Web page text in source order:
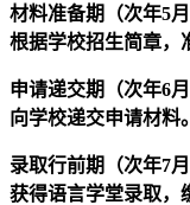
材料准备期（次年5
根据学校招生简章，
申请递交期（次年6
向学校递交申请材料。
录取行前期（次年7
获得语言学堂录取，